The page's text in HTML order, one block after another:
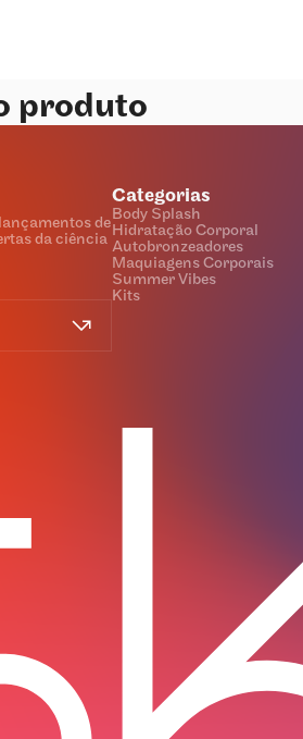
produto
de
da ciência
Categorias
Body Splash
Hidratação Corporal
Autobronzeadores
Maquiagens Corporais
Summer Vibes
Kits